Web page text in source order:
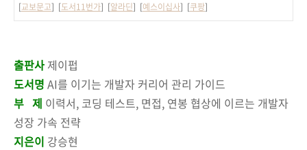
[교보문고] [도서11번가] [알라딘] [예스이십사] [쿠팡]
출판사 제이펍
도서명 AI를 이기는 개발자 커리어 관리 가이드
부 제 이력서, 코딩 테스트, 면접, 연봉 협상에 이르는 개발자
성장 가속 전략
지은이 강승현